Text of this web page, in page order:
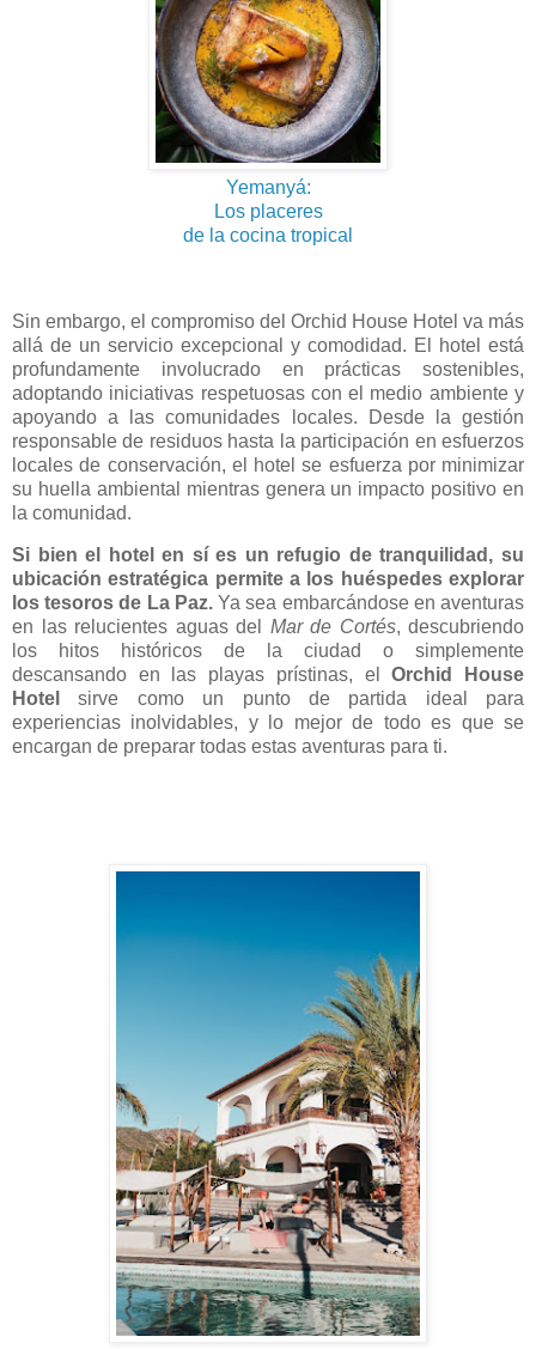
Yemanyá:
Los placeres
de la cocina tropical
Sin embargo, el compromiso del Orchid House Hotel va más
allá de un servicio excepcional y comodidad. El hotel está
profundamente involucrado en prácticas sostenibles,
adoptando iniciativas respetuosas con el medio ambiente y
apoyando a las comunidades locales. Desde la gestión
responsable de residuos hasta la participación en esfuerzos
locales de conservación, el hotel se esfuerza por minimizar
su huella ambiental mientras genera un impacto positivo en
la comunidad.
Si bien el hotel en sí es un refugio de tranquilidad, su
ubicación estratégica permite a los huéspedes explorar
los tesoros de La Paz.Ya sea embarcándose en aventuras
en las relucientes aguas del Mar de Cortés, descubriendo
los hitos históricos de la ciudad o simplemente
descansando en las playas prístinas, elOrchid House
Hotelsirve como un punto de partida ideal para
experiencias inolvidables, y lo mejor de todo es que se
encargan de preparar todas estas aventuras para ti.